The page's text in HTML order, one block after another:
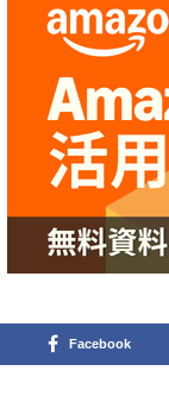
Facebook